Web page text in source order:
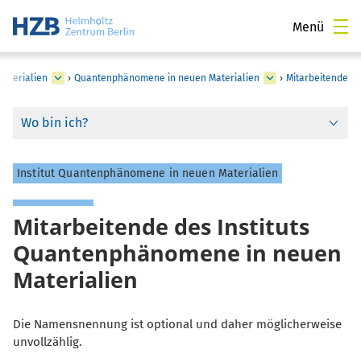
Menü
› Quantenphänomene in neuen Materialien › Mitarbeitende
Wo bin ich?
Institut Quantenphänomene in neuen Materialien
Mitarbeitende des Instituts
Quantenphänomene in neuen
Materialien
Die Namensnennung ist optional und daher möglicherweise
unvollzählig.